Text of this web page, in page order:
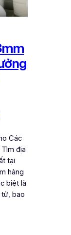
Các
Tìm địa
tại
hàng
biệt là
bao